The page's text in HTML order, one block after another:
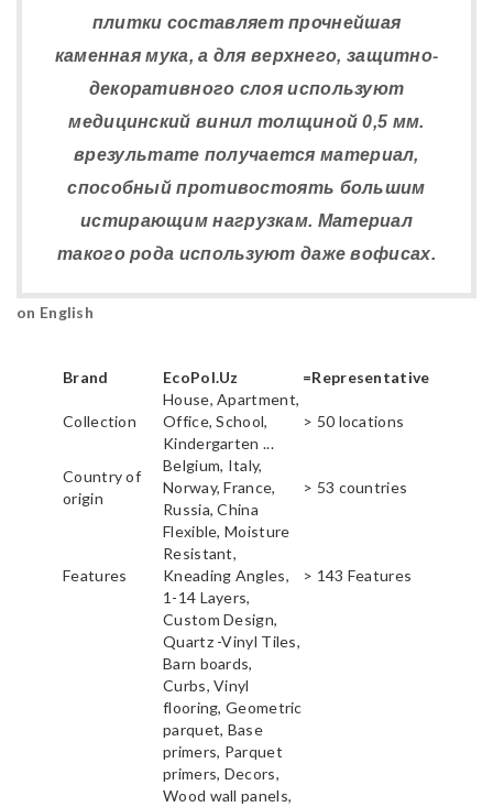
плитки составляет прочнейшая
каменная мука, а для верхнего, защитно-
декоративного слоя используют
медицинский винил толщиной 0,5 мм.
врезультате получается материал,
способный противостоять большим
истирающим нагрузкам. Материал
такого рода используют даже вофисах.
on English
Brand EcoPol.Uz =Representative
Collection
House, Apartment,
Office, School,
Kindergarten ...
> 50 locations
Country of
origin
Belgium, Italy,
Norway, France,
Russia, China
> 53 countries
Features
Flexible, Moisture
Resistant,
Kneading Angles,
1-14 Layers,
Custom Design,
> 143 Features
Quartz -Vinyl Tiles,
Barn boards,
Curbs, Vinyl
flooring, Geometric
parquet, Base
primers, Parquet
primers, Decors,
Wood wall panels,